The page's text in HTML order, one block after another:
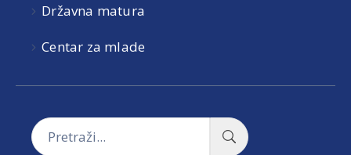
Državna matura
Centar za mlade